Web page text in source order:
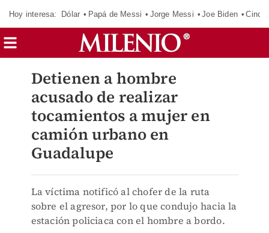
Hoy interesa: Dólar Papá de Messi Jorge Messi Joe Biden
Detienen a hombre
acusado de realizar
tocamientos a mujer en
camión urbano en
Guadalupe
La víctima notificó al chofer de la ruta
sobre el agresor, por lo que condujo hacia la
estación policiaca con el hombre a bordo.